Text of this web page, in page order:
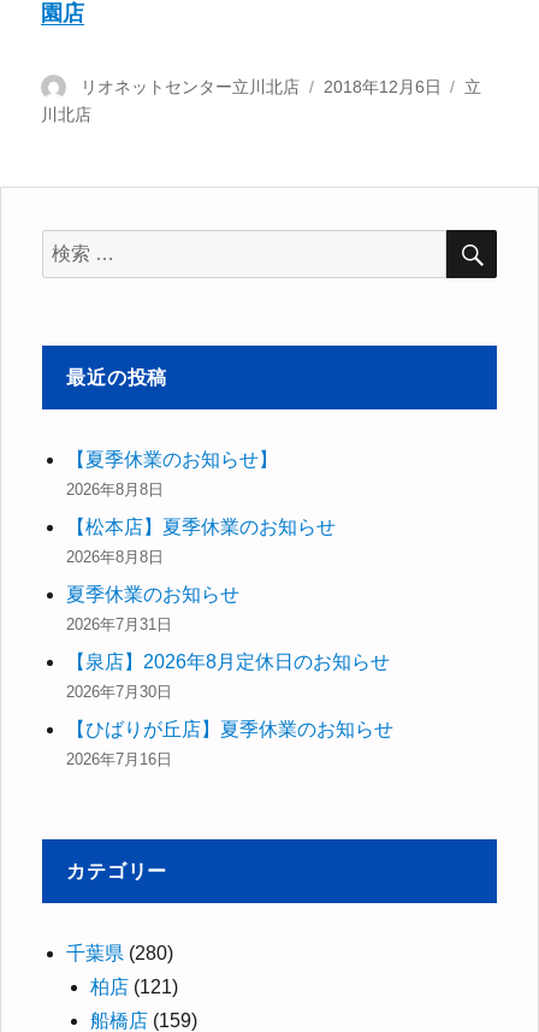
園店
投
稿
リオネットセンター立川北店
投
2018年12月6日
カ
立
川北店
検
索
象:
検
最近の投稿
【夏季休業のお知らせ】
2026年8月8日
【松本店】夏季休業のお知らせ
2026年8月8日
夏季休業のお知らせ
2026年7月31日
【泉店】2026年8月定休日のお知らせ
2026年7月30日
【ひばりが丘店】夏季休業のお知らせ
2026年7月16日
カテゴリー
千葉県 (280)
柏店 (121)
船橋店 (159)